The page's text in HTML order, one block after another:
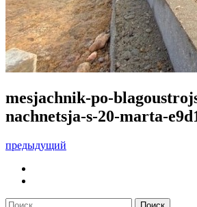
mesjachnik-po-
nachnetsja-s-20-marta-
предыдущий